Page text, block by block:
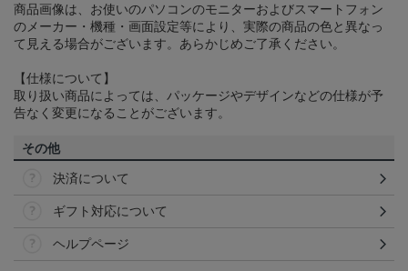
商品画像は、お使いのパソコンのモニターおよびスマートフォン
のメーカー・機種・画面設定等により、実際の商品の色と異なっ
て見える場合がございます。あらかじめご了承ください。
【仕様について】
取り扱い商品によっては、パッケージやデザインなどの仕様が予
告なく変更になることがございます。
その他
決済について
ギフト対応について
ヘルプページ